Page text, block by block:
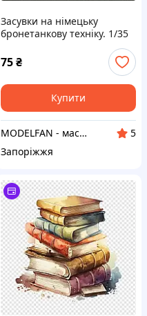
Засувки на німецьку
бронетанкову техніку. 1/35
75₴
Купити
MODELFAN - масштабні збірні пластикові моделі та товари для моделювання
5
Запоріжжя